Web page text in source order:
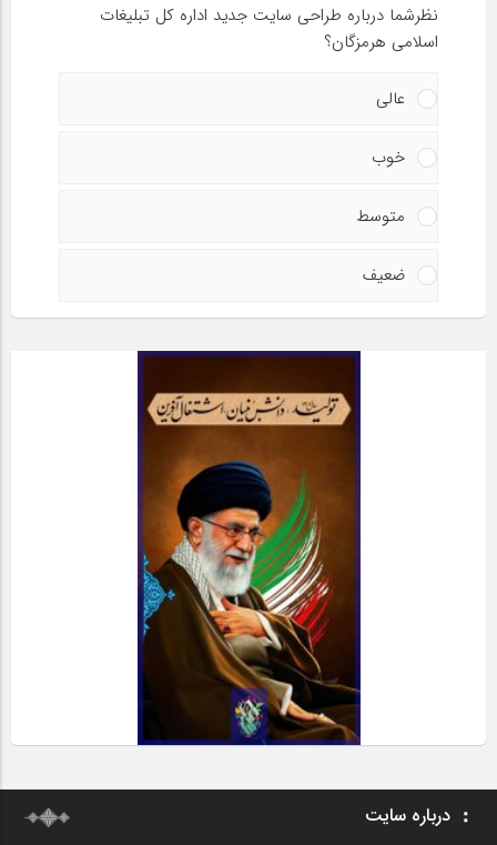
نظرشما درباره طراحی سایت جدید اداره کل تبلیغات
اسلامی هرمزگان؟
عالی
خوب
متوسط
ضعیف
درباره سایت